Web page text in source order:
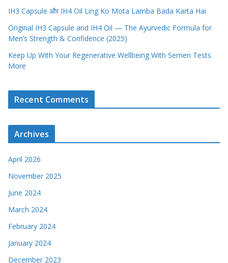
IH3 Capsule और IH4 Oil Ling Ko Mota Lamba Bada Karta Hai
Original IH3 Capsule and IH4 Oil — The Ayurvedic Formula for
Men’s Strength & Confidence (2025)
Keep Up With Your Regenerative Wellbeing With Semen Tests
More
Recent Comments
Archives
April 2026
November 2025
June 2024
March 2024
February 2024
January 2024
December 2023